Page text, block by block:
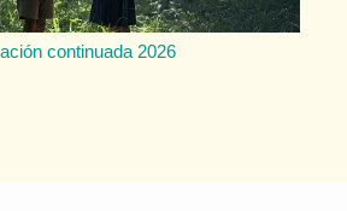
continuada 2026